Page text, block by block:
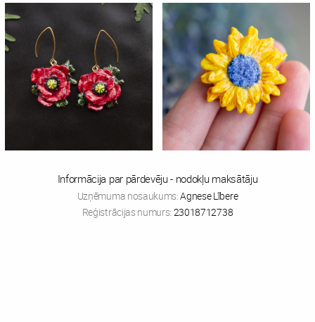
Informācija par pārdevēju - nodokļu maksātāju
Uzņēmuma nosaukums:Agnese Lībere
Reģistrācijas numurs: 23018712738